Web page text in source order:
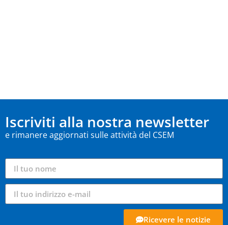
Iscriviti alla nostra newsletter
e rimanere aggiornati sulle attività del CSEM
Ricevere le notizie